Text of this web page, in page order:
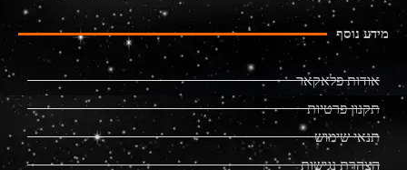
מידע נוסף
אודות פלאקאר
תקנון פרטיות
תנאי שימוש
הצהרת נגישות